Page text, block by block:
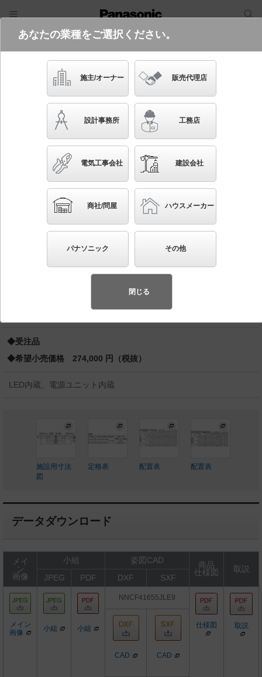
電気・建築設備（ビジネス）
フリーワード
品番・キーワード
かんたん照度計算
NNCF41655J LE9
天井直付型・壁直付型 LED（昼白色） 階段通路誘導
灯・非常用照明器具・一体型階段灯 長時間定格型（60
分間タイプ） 階段通路誘導灯ひとセンサ段調光 NTタ
イプ・自己点検スイッチ付・リモコン自己点検機能付
適で先進的な照明環境をご提案する商品群です）
◆受注品
◆希望小売価格 274,000 円（税抜）
LED内蔵、電源ユニット内蔵
施設用寸法
図
定格表 配置表 配置表
データダウンロード
メイ
ン
画像
小組 姿図CAD
商品
仕様図
取説
JPEG
PDF DXF SXF
メイン
画像
小組 小組
NNCF41655JLE9
仕様図 取説
CAD CAD
あなたの業種をご選択ください。
施主/オーナー 販売代理店
設計事務所 工務店
電気工事会社 建設会社
商社/問屋 ハウスメーカー
パナソニック その他
閉じる